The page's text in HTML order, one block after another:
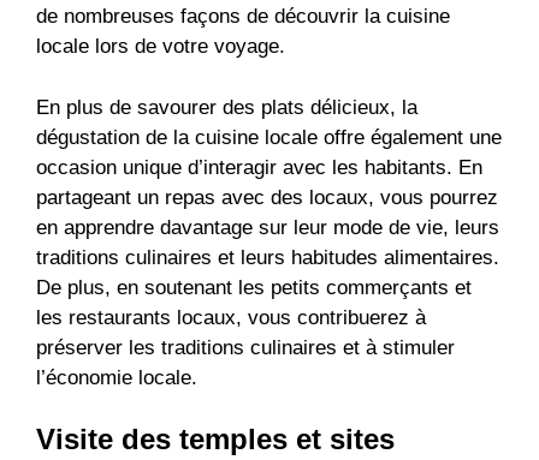
de nombreuses façons de découvrir la cuisine
locale lors de votre voyage.
En plus de savourer des plats délicieux, la
dégustation de la cuisine locale offre également une
occasion unique d’interagir avec les habitants. En
partageant un repas avec des locaux, vous pourrez
en apprendre davantage sur leur mode de vie, leurs
traditions culinaires et leurs habitudes alimentaires.
De plus, en soutenant les petits commerçants et
les restaurants locaux, vous contribuerez à
préserver les traditions culinaires et à stimuler
l’économie locale.
Visite des temples et sites